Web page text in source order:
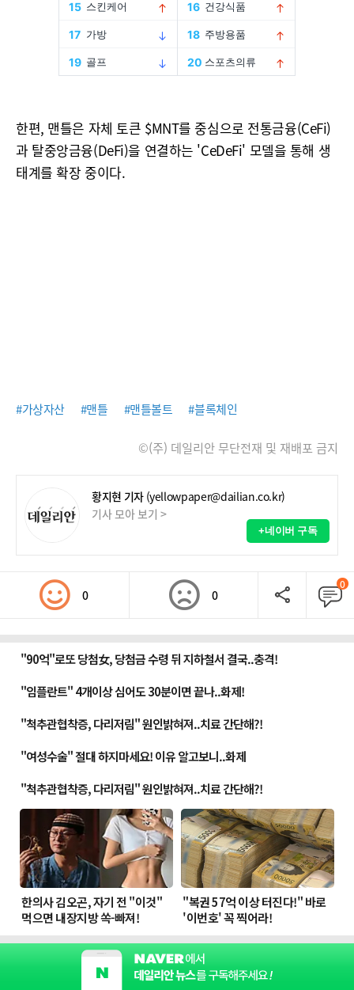
한편, 맨틀은 자체 토큰 $MNT를 중심으로 전통금융(CeFi)
과 탈중앙금융(DeFi)을 연결하는 'CeDeFi' 모델을 통해 생
태계를 확장 중이다.
#가상자산 #맨틀 #맨틀볼트 #블록체인
©(주) 데일리안 무단전재 및 재배포 금지
황지현 기자 (yellowpaper@dailian.co.kr)
기사 모아 보기 >
+네이버 구독
0 0
0